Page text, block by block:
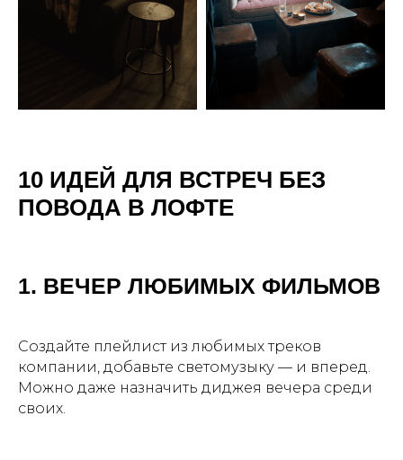
10 ИДЕЙ ДЛЯ ВСТРЕЧ БЕЗ
ПОВОДА В ЛОФТЕ
1. ВЕЧЕР ЛЮБИМЫХ ФИЛЬМОВ
Создайте плейлист из любимых треков
компании, добавьте светомузыку — и вперед.
Можно даже назначить диджея вечера среди
своих.